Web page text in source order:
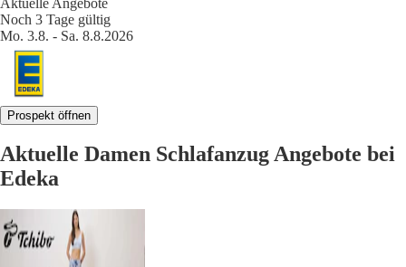
Noch 3 Tage gültig
Mo. 3.8. - Sa. 8.8.2026
Prospekt öffnen
Aktuelle Damen Schlafanzug Angebote bei
Edeka